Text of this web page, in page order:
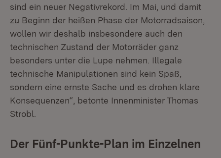
sind ein neuer Negativrekord. Im Mai, und damit
zu Beginn der heißen Phase der Motorradsaison,
wollen wir deshalb insbesondere auch den
technischen Zustand der Motorräder ganz
besonders unter die Lupe nehmen. Illegale
technische Manipulationen sind kein Spaß,
sondern eine ernste Sache und es drohen klare
Konsequenzen“, betonte Innenminister Thomas
Strobl.
Der Fünf-Punkte-Plan im Einzelnen